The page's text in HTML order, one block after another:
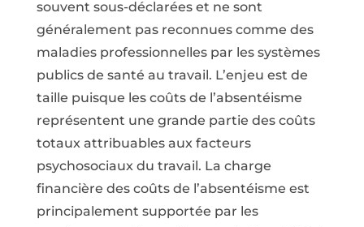
souvent sous-déclarées et ne sont
généralement pas reconnues comme des
maladies professionnelles par les systèmes
publics de santé au travail. L’enjeu est de
taille puisque les coûts de l’absentéisme
représentent une grande partie des coûts
totaux attribuables aux facteurs
psychosociaux du travail. La charge
financière des coûts de l’absentéisme est
principalement supportée par les